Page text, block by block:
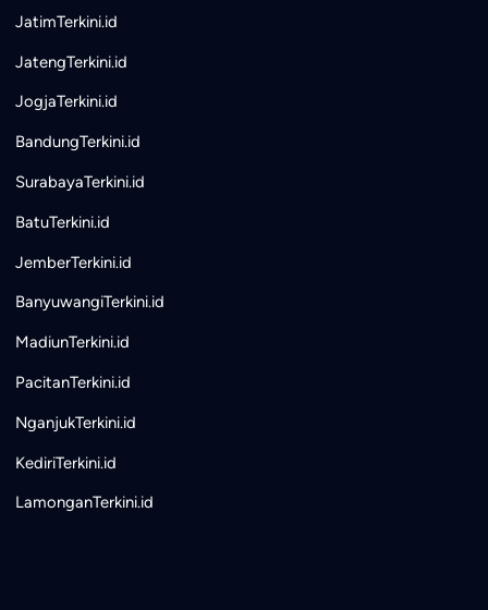
JatimTerkini.id
JatengTerkini.id
JogjaTerkini.id
BandungTerkini.id
SurabayaTerkini.id
BatuTerkini.id
JemberTerkini.id
BanyuwangiTerkini.id
MadiunTerkini.id
PacitanTerkini.id
NganjukTerkini.id
KediriTerkini.id
LamonganTerkini.id